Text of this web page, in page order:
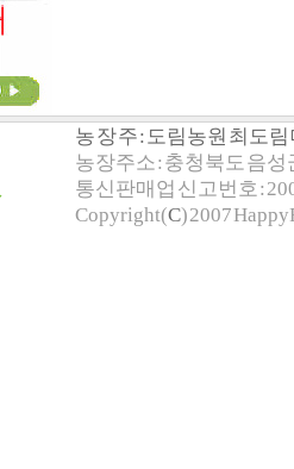
농 장 주 : 도림농원 최도
농장주소 : 충청북도 음
통신판매업 신고번호 :
Copyright(C) 2007